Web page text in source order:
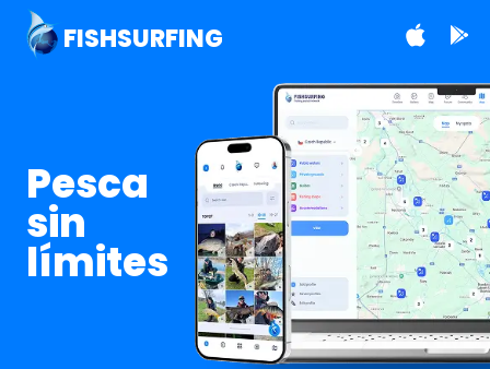
FISHSURFING
Pesca
sin
límites